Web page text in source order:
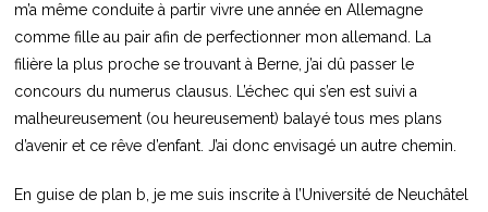
m’a même conduite à partir vivre une année en Allemagne
comme fille au pair afin de perfectionner mon allemand. La
filière la plus proche se trouvant à Berne, j’ai dû passer le
concours du numerus clausus. L’échec qui s’en est suivi a
malheureusement (ou heureusement) balayé tous mes plans
d’avenir et ce rêve d’enfant. J’ai donc envisagé un autre chemin.
En guise de plan b, je me suis inscrite à l’Université de Neuchâtel